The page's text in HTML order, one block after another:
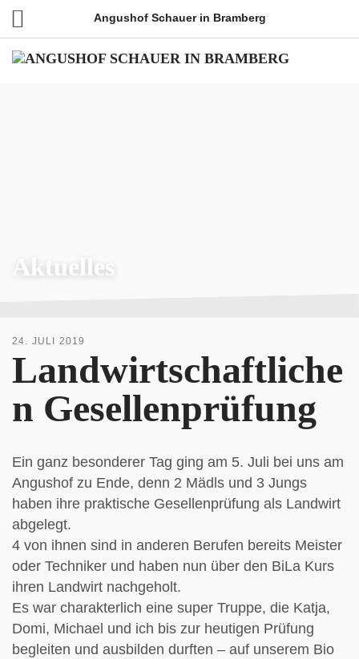
Angushof Schauer in Bramberg
Aktuelles
24. JULI 2019
Landwirtschaftliche
n Gesellenprüfung
Ein ganz besonderer Tag ging am 5. Juli bei uns am
Angushof zu Ende, denn 2 Mädls und 3 Jungs
haben ihre praktische Gesellenprüfung als Landwirt
abgelegt.
4 von ihnen sind in anderen Berufen bereits Meister
oder Techniker und haben nun über den BiLa Kurs
ihren Landwirt nachgeholt.
Es war charakterlich eine super Truppe, die Katja,
Domi, Michael und ich bis zur heutigen Prüfung
begleiten und ausbilden durften – auf unserem Bio